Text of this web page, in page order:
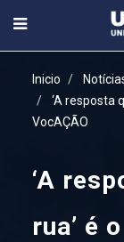
Inicio
‘A resposta
VocAÇÃO
‘A
rua’ é